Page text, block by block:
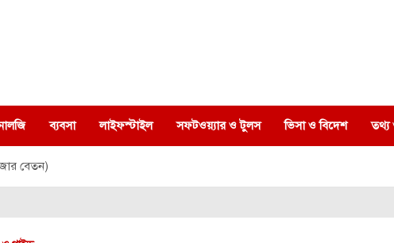
ব্যবসা লাইফস্টাইল সফটওয়্যার ও টুলস ভিসা ও বিদেশ তথ্য
বেতন)